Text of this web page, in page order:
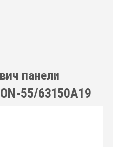
панели
55/63150A19